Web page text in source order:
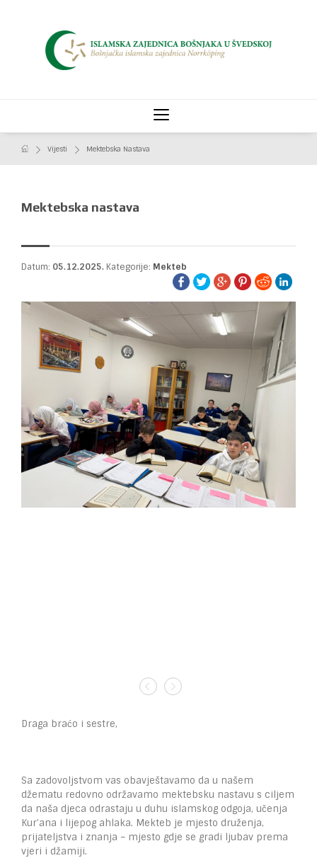
Vijesti Mektebska Nastava
Mektebska nastava
Datum: 05.12.2025. Kategorije: Mekteb
Draga braćo i sestre,
Sa zadovoljstvom vas obavještavamo da u našem
džematu redovno održavamo mektebsku nastavu s ciljem
da naša djeca odrastaju u duhu islamskog odgoja, učenja
Kur’ana i lijepog ahlaka. Mekteb je mjesto druženja,
prijateljstva i znanja – mjesto gdje se gradi ljubav prema
vjeri i džamiji.